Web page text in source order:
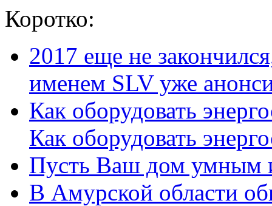
Коротко:
2017 еще не
именем SLV уже
Как оборудовать
Как оборудовать
Пусть Ваш дом умным
В Амурской области